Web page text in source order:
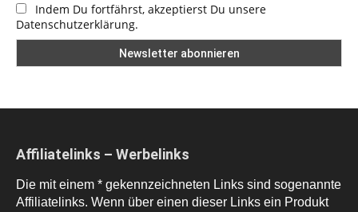
Indem Du fortfährst, akzeptierst Du unsere
Datenschutzerklärung.
Affiliatelinks – Werbelinks
Die mit einem * gekennzeichneten Links sind sogenannte
Affiliatelinks. Wenn über einen dieser Links ein Produkt